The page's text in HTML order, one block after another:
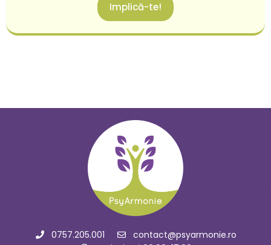
Implică-te!
0757.205.001
contact@psyarmonie.ro